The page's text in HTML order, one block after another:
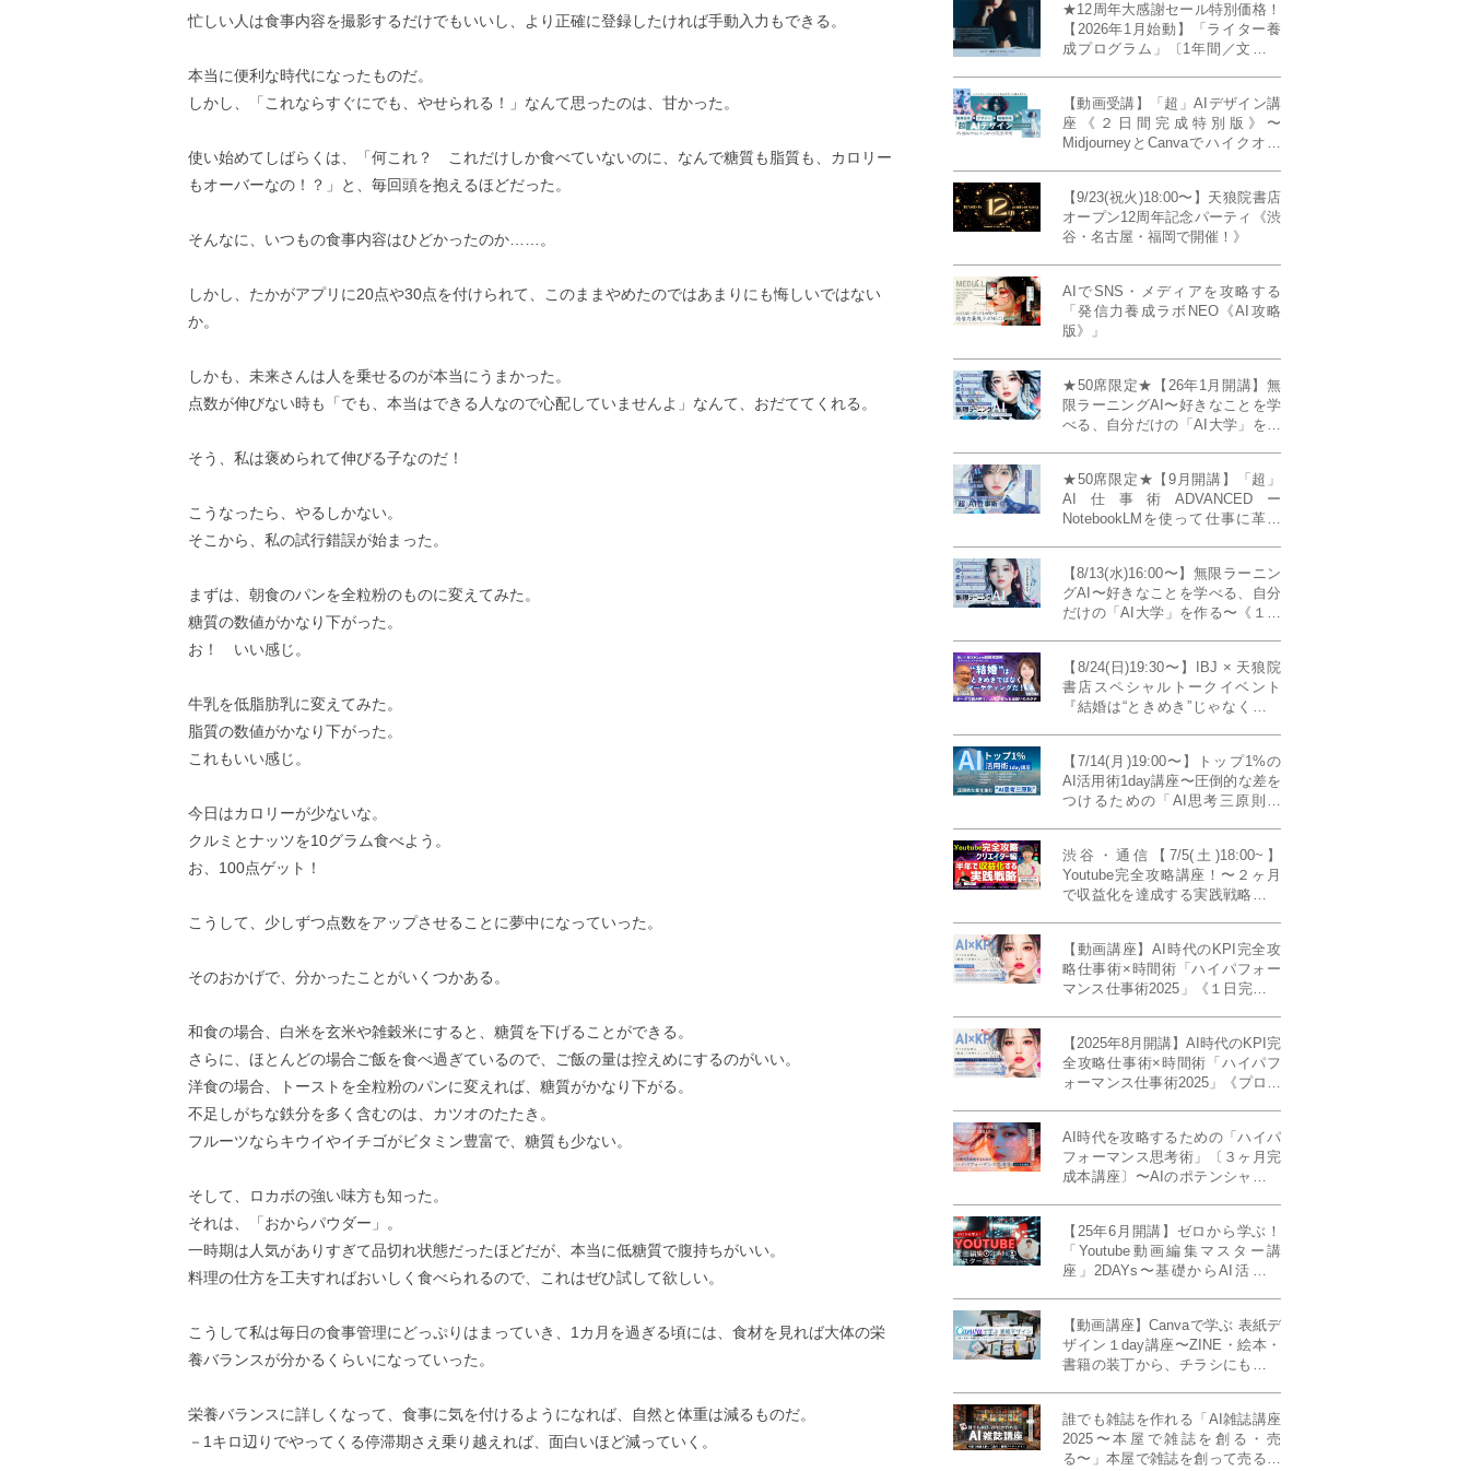
忙しい人は食事内容を撮影するだけでもいいし、より正確に登録したければ手動入力もできる。
本当に便利な時代になったものだ。
しかし、「これならすぐにでも、やせられる！」なんて思ったのは、甘かった。
使い始めてしばらくは、「何これ？ これだけしか食べていないのに、なんで糖質も脂質も、カロリー
もオーバーなの！？」と、毎回頭を抱えるほどだった。
そんなに、いつもの食事内容はひどかったのか……。
しかし、たかがアプリに20点や30点を付けられて、このままやめたのではあまりにも悔しいではない
か。
しかも、未来さんは人を乗せるのが本当にうまかった。
点数が伸びない時も「でも、本当はできる人なので心配していませんよ」なんて、おだててくれる。
そう、私は褒められて伸びる子なのだ！
こうなったら、やるしかない。
そこから、私の試行錯誤が始まった。
まずは、朝食のパンを全粒粉のものに変えてみた。
糖質の数値がかなり下がった。
お！ いい感じ。
牛乳を低脂肪乳に変えてみた。
脂質の数値がかなり下がった。
これもいい感じ。
今日はカロリーが少ないな。
クルミとナッツを10グラム食べよう。
お、100点ゲット！
こうして、少しずつ点数をアップさせることに夢中になっていった。
そのおかげで、分かったことがいくつかある。
和食の場合、白米を玄米や雑穀米にすると、糖質を下げることができる。
さらに、ほとんどの場合ご飯を食べ過ぎているので、ご飯の量は控えめにするのがいい。
洋食の場合、トーストを全粒粉のパンに変えれば、糖質がかなり下がる。
不足しがちな鉄分を多く含むのは、カツオのたたき。
フルーツならキウイやイチゴがビタミン豊富で、糖質も少ない。
そして、ロカボの強い味方も知った。
それは、「おからパウダー」。
一時期は人気がありすぎて品切れ状態だったほどだが、本当に低糖質で腹持ちがいい。
料理の仕方を工夫すればおいしく食べられるので、これはぜひ試して欲しい。
こうして私は毎日の食事管理にどっぷりはまっていき、1カ月を過ぎる頃には、食材を見れば大体の栄
養バランスが分かるくらいになっていった。
栄養バランスに詳しくなって、食事に気を付けるようになれば、自然と体重は減るものだ。
－1キロ辺りでやってくる停滞期さえ乗り越えれば、面白いほど減っていく。
★12周年大感謝セール特別価格！
【2026年1月始動】「ライター養
成プログラム」〔1年間／文章講
ー”へ、全国どこからでも。〜《全
店舗リアルタイム参加OK／録画
視聴対応／限定4席》
【動画受講】「超」AIデザイン講
座《２日間完成特別版》〜
MidjourneyとCanvaでハイクオリ
【9/23(祝火)18:00〜】天狼院書店
オープン12周年記念パーティ《渋
谷・名古屋・福岡で開催！》
AIでSNS・メディアを攻略する
「発信力養成ラボNEO《AI攻略
版》」
★50席限定★【26年1月開講】無
限ラーニングAI〜好きなことを学
べる、自分だけの「AI大学」を作
★50席限定★【9月開講】「超」
AI仕事術ADVANCEDー
NotebookLMを使って仕事に革命
【8/13(水)16:00〜】無限ラーニン
グAI〜好きなことを学べる、自分
だけの「AI大学」を作る〜《１日
【8/24(日)19:30〜】IBJ × 天狼院
書店スペシャルトークイベント
『結婚は“ときめき”じゃなくて、
のカタチ〜《BOOKLove結婚相談
所presents》
【7/14(月)19:00〜】トップ1%の
AI活用術1day講座〜圧倒的な差を
つけるための「AI思考三原則」
渋谷・通信【7/5(土)18:00~】
Youtube完全攻略講座！〜２ヶ月
で収益化を達成する実践戦略！ゲ
発信力養成ラボNEO》
【動画講座】AI時代のKPI完全攻
略仕事術×時間術「ハイパフォー
マンス仕事術2025」《１日完成特
【2025年8月開講】AI時代のKPI完
全攻略仕事術×時間術「ハイパフ
ォーマンス仕事術2025」《プロフ
AI時代を攻略するための「ハイパ
フォーマンス思考術」〔３ヶ月完
成本講座〕〜AIのポテンシャルを
【25年6月開講】ゼロから学ぶ！
「Youtube動画編集マスター講
座」2DAYs〜基礎からAI活用ま
【動画講座】Canvaで学ぶ 表紙デ
ザイン１day講座〜ZINE・絵本・
書籍の装丁から、チラシにも活か
誰でも雑誌を作れる「AI雑誌講座
2025〜本屋で雑誌を創る・売
る〜」本屋で雑誌を創って売る！